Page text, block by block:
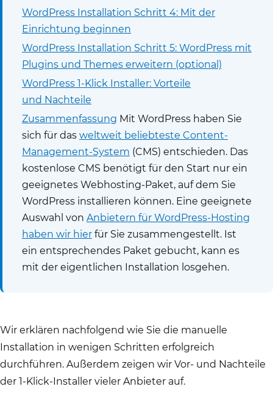
WordPress Installation Schritt 4: Mit der
Einrichtung beginnen
WordPress Installation Schritt 5: WordPress mit
Plugins und Themes erweitern (optional)
WordPress 1-Klick Installer: Vorteile
und Nachteile
Zusammenfassung Mit WordPress haben Sie
sich für das weltweit beliebteste Content-
Management-System (CMS) entschieden. Das
kostenlose CMS benötigt für den Start nur ein
geeignetes Webhosting-Paket, auf dem Sie
WordPress installieren können. Eine geeignete
Auswahl von Anbietern für WordPress-Hosting
haben wir hier für Sie zusammengestellt. Ist
ein entsprechendes Paket gebucht, kann es
mit der eigentlichen Installation losgehen.
Wir erklären nachfolgend wie Sie die manuelle
Installation in wenigen Schritten erfolgreich
durchführen. Außerdem zeigen wir Vor- und Nachteile
der 1-Klick-Installer vieler Anbieter auf.